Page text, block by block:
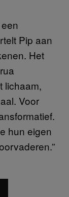
Pip aan
Het
lichaam,
Voor
hun eigen